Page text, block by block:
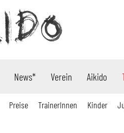
News* Verein Aikido
Preise TrainerInnen Kinder